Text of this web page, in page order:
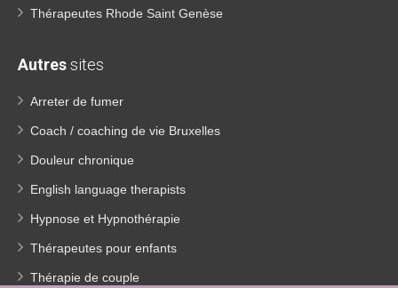
Thérapeutes Rhode Saint Genèse
Autressites
Arreter de fumer
Coach / coaching de vie Bruxelles
Douleur chronique
English language therapists
Hypnose et Hypnothérapie
Thérapeutes pour enfants
Thérapie de couple